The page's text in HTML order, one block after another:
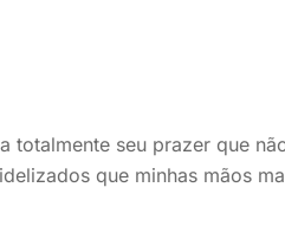
totalmente seu prazer que
que minhas mãos